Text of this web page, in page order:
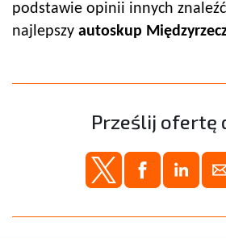
podstawie opinii innych
najlepszy autoskup
Prześlij ofertę